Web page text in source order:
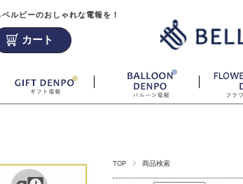
ルビーのおしゃれな電報を！
カート
TOP 商品検索